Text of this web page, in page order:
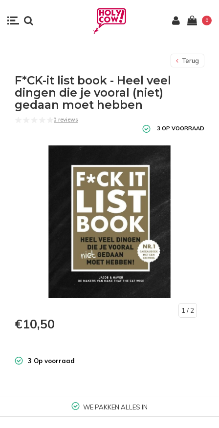
0
Terug
F*CK-it list book - Heel veel
dingen die je vooral (niet)
gedaan moet hebben
0 reviews
3 OP VOORRAAD
1 / 2
€10,50
3 Op voorraad
WE PAKKEN ALLES IN